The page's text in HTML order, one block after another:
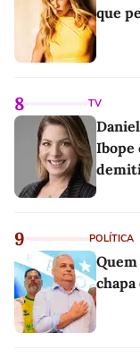
que
8 TV
Ibope
9 POLÍTICA